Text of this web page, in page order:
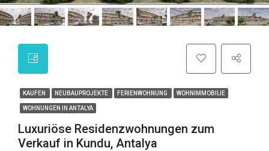
KAUFEN NEUBAUPROJEKTE FERIENWOHNUNG WOHNIMMOBILIE
WOHNUNGEN IN ANTALYA
Luxuriöse Residenzwohnungen zum
Verkauf in Kundu, Antalya